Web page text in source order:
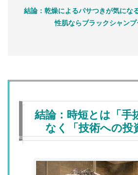
結論：乾燥によるパサつきが気にな
性肌ならブラックシャンプ
結論：時短とは「手
なく「技術への投